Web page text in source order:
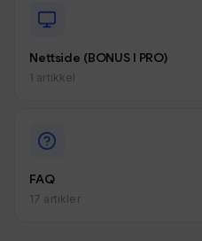
Nettside (BONUS I PRO)
1 artikkel
FAQ
17 artikler